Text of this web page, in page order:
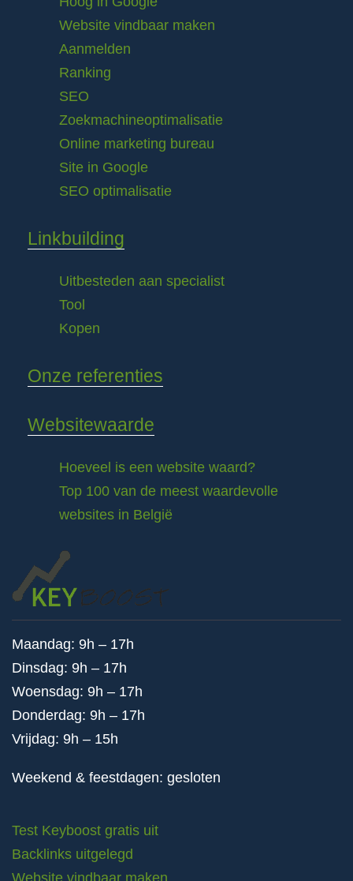
Website vindbaar maken
Aanmelden
Ranking
SEO
Zoekmachineoptimalisatie
Online marketing bureau
Site in Google
SEO optimalisatie
Linkbuilding
Uitbesteden aan specialist
Tool
Kopen
Onze referenties
Websitewaarde
Hoeveel is een website waard?
Top 100 van de meest waardevolle
websites in België
Maandag: 9h – 17h
Dinsdag: 9h – 17h
Woensdag: 9h – 17h
Donderdag: 9h – 17h
Vrijdag: 9h – 15h
Weekend & feestdagen: gesloten
Test Keyboost gratis uit
Backlinks uitgelegd